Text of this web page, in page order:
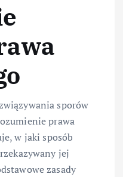
sporów
prawa
w jaki sposób
jej
zasady